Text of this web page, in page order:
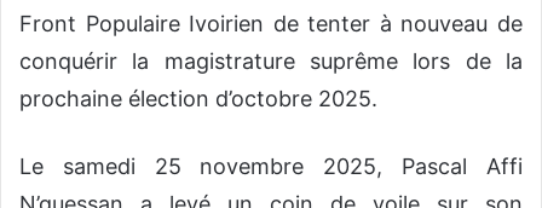
Front Populaire Ivoirien de tenter à nouveau de
conquérir la magistrature suprême lors de la
prochaine élection d’octobre 2025.
Le samedi 25 novembre 2025, Pascal Affi